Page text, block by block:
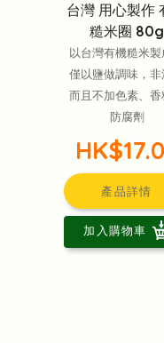
台灣 用心製作
糙米圈 80g
以台灣有機糙米製
僅以鹽做調味，非
而且不加色素、香
防腐劑
產品詳情
加入購物車